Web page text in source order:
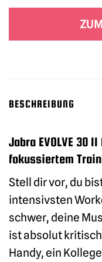
BESCHREIBUNG
Jabra EVOLVE 30
fokussiertem
Stell dir vor, du
intensivsten
schwer, deine
ist absolut
Handy, ein